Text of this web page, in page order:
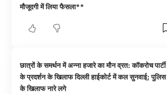
मौजूदगी में लिया फैसला**
छात्रों के समर्थन में अन्ना हजारे का मौन व्रत: कॉकरोच पार्टी
के प्रदर्शन के खिलाफ दिल्ली हाईकोर्ट में कल सुनवाई; पुलिस
के खिलाफ नारे लगे